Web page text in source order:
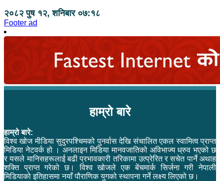
२०८२ पुष १२, शनिबार ०७:१८
Footer ad
हाम्रो बारे
हाम्रो बारे:
विश्व खोज मीडिया सुदुरपश्चिमको पुनर्वास देखि संचालित एकल स्वामित्व प्राप्त
मिडिया नेटवर्क हो । अनलाइन मिडिया मानवजातिको अविभाज्य ध्रुव भएको छ
र यसले मानिसहरूलाई बढी प्रभावकारी तरिकामा उत्प्रेरित र सचेत पार्ने अथाह
शक्ति प्राप्त गरेको छ। विश्व खोजले एक बेंचमार्क सिर्जना गरी नेपाली
मिडियाको इतिहासमा नयाँ पौराणिक युगको स्थापना गर्ने लक्ष्य लिएको छ।